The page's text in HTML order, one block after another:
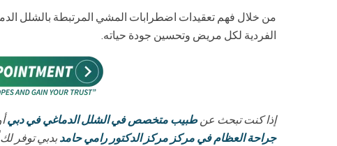
من خلال فهم تعقيدات اضطرابات المشي المرتبطة بالشلل
الفردية لكل مريض وتحسين جودة حياته.
إذا كنت تبحث عنطبيب متخصص في الشلل الدماغي في دبي
جراحة العظام في مركز مركز الدكتور رامي حامدبدبي توفر